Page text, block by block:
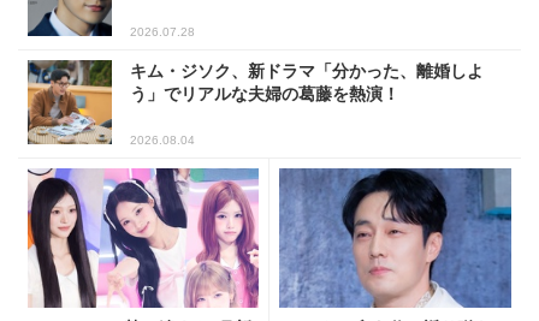
2026.07.28
キム・ジソク、新ドラマ「分かった、離婚しよ
う」でリアルな夫婦の葛藤を熱演！
2026.08.04